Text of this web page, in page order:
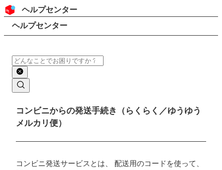
コンテンツにスキップ
ヘッダー
ヘルプセンター
検索
パンくずリスト
ヘルプセンター
検索
メインコンテンツ
コンビニからの発送手続き（らくらく／ゆうゆう
メルカリ便）
コンビニ発送サービスとは、 配送用のコードを使って、